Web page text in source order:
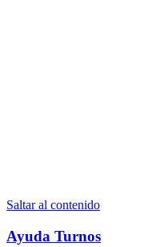
Saltar al contenido
Ayuda Turnos